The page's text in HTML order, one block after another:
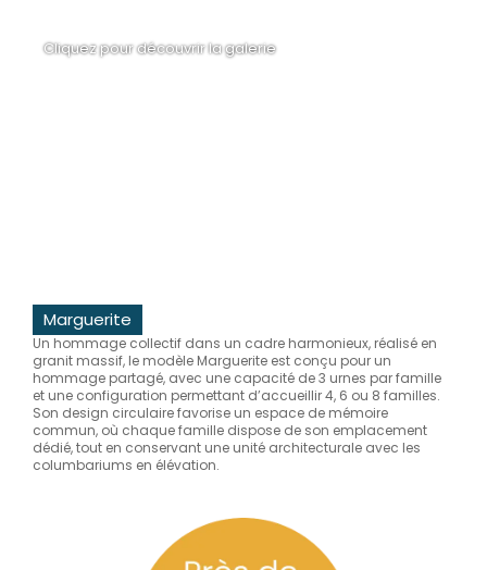
Cliquez pour découvrir la galerie
Marguerite
Un hommage collectif dans un cadre harmonieux, réalisé en
granit massif, le modèle Marguerite est conçu pour un
hommage partagé, avec une capacité de 3 urnes par famille
et une configuration permettant d’accueillir 4, 6 ou 8 familles.
Son design circulaire favorise un espace de mémoire
commun, où chaque famille dispose de son emplacement
dédié, tout en conservant une unité architecturale avec les
columbariums en élévation.